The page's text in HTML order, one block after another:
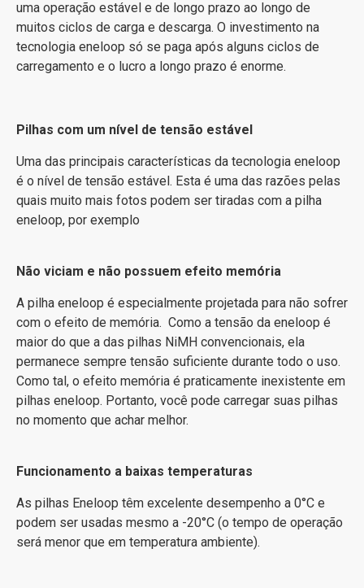
uma operação estável e de longo prazo ao longo de
muitos ciclos de carga e descarga. O investimento na
tecnologia eneloop só se paga após alguns ciclos de
carregamento e o lucro a longo prazo é enorme.
Pilhas com um nível de tensão estável
Uma das principais características da tecnologia eneloop
é o nível de tensão estável. Esta é uma das razões pelas
quais muito mais fotos podem ser tiradas com a pilha
eneloop, por exemplo
Não viciam e não possuem efeito memória
A pilha eneloop é especialmente projetada para não sofrer
com o efeito de memória. Como a tensão da eneloop é
maior do que a das pilhas NiMH convencionais, ela
permanece sempre tensão suficiente durante todo o uso.
Como tal, o efeito memória é praticamente inexistente em
pilhas eneloop. Portanto, você pode carregar suas pilhas
no momento que achar melhor.
Funcionamento a baixas temperaturas
As pilhas Eneloop têm excelente desempenho a 0°C e
podem ser usadas mesmo a -20°C (o tempo de operação
será menor que em temperatura ambiente).